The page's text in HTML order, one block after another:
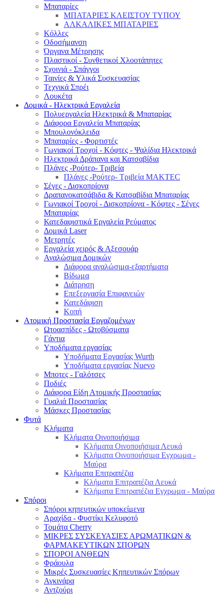
Μπαταρίες
ΜΠΑΤΑΡΙΕΣ ΚΛΕΙΣΤΟΥ ΤΥΠΟΥ
ΑΛΚΑΛΙΚΕΣ ΜΠΑΤΑΡΙΕΣ
Κόλλες
Οδοσήμανση
Όργανα Μέτρησης
Πλαστικοί - Συνθετικοί Χλοοτάπητες
Σχοινιά - Σπάγγοι
Ταινίες & Υλικά Συσκευασίας
Τεχνικά Σπρέι
Λουκέτα
Δομικά - Ηλεκτρικά Εργαλεία
Πολυεργαλεία Ηλεκτρικά & Μπαταρίας
Διάφορα Εργαλεία Μπαταρίας
Μπουλονόκλειδα
Μπαταρίες - Φορτιστές
Γωνιακοί Τροχοί - Κόφτες - Ψαλίδια Ηλεκτρικά
Ηλεκτρικά Δράπανα και Κατσαβίδια
Πλάνες -Ρούτερ- Τριβεία
Πλάνες -Ρούτερ- Τριβεία MAKTEC
Σέγες - Δισκοπρίονα
Δραπανοκατσάβιδα & Κατσαβίδια Μπαταρίας
Γωνιακοί Τροχοί - Δισκοπρίονα - Κόφτες - Σέγες
Μπαταρίας
Κατεδαφιστικά Εργαλεία Ρεύματος
Δομικά Laser
Μετρητές
Εργαλεία χειρός & Αξεσουάρ
Αναλώσιμα Δομικών
Διάφορα αναλώσιμα-εξαρτήματα
Βίδωμα
Διάτρηση
Επεξεργασία Επιφανειών
Κατεδάφιση
Κοπή
Ατομική Προστασία Εργαζομένων
Ωτοασπίδες - Ωτοβύσματα
Γάντια
Υποδήματα εργασίας
Υποδήματα Εργασίας Wurth
Υποδήματα εργασίας Nuevo
Μποτες - Γαλότσες
Ποδιές
Διάφορα Είδη Ατομικής Προστασίας
Γυαλιά Προστασίας
Μάσκες Προστασίας
Φυτά
Κλήματα
Κλήματα Οινοποιήσιμα
Κλήματα Οινοποιήσιμα Λευκά
Κλήματα Οινοποιήσιμα Εγχρωμα -
Μαύρα
Κλήματα Επιτραπέζια
Κλήματα Επιτραπέζια Λευκά
Κλήματα Επιτραπέζια Εγχρωμα - Μαύρα
Σπόροι
Σπόροι κηπευτικών υποκείμενα
Αραχίδα - Φυστίκι Κελυφοτό
Τομάτα Cherry
ΜΙΚΡΕΣ ΣΥΣΚΕΥΑΣΙΕΣ ΑΡΩΜΑΤΙΚΩΝ &
ΦΑΡΜΑΚΕΥΤΙΚΩΝ ΣΠΟΡΩΝ
ΣΠΟΡΟΙ ΑΝΘΕΩΝ
Φράουλα
Μικρές Συσκευασίες Κηπευτικών Σπόρων
Αγκινάρα
Αντζούρι